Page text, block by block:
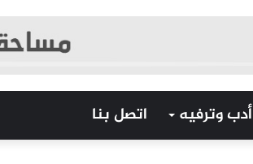
أدب وترفيه اتصل بنا